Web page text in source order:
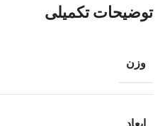
توضیحات تکمیلی
وزن